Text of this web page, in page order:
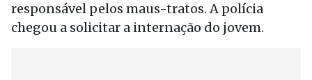
responsável pelos maus-tratos. A polícia
chegou a solicitar a internação do jovem.